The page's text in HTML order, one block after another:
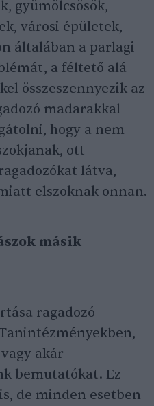
gyümölcsösök,
városi épületek,
általában a parlagi
a féltető alá
összeszennyezik az
madarakkal
hogy a nem
ott
látva,
elszoknak onnan.
másik
ragadozó
akár
bemutatókat. Ez
de minden esetben